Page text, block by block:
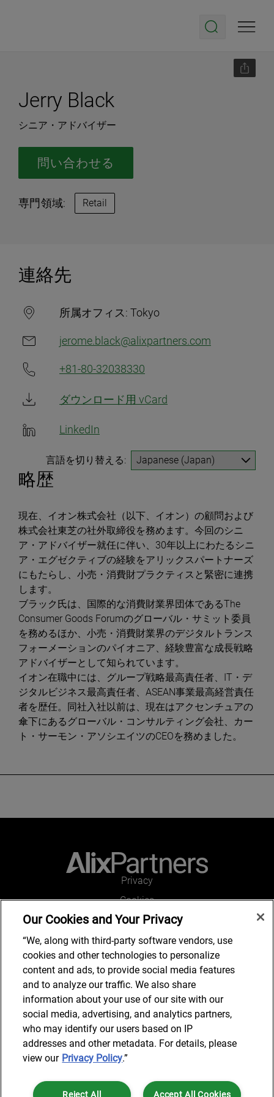
Jerry Black
シニア・アドバイザー
専門領域: Retail
問い合わせる
連絡先
所属オフィス: Tokyo
jerome.black@alixpartners.com
+81-80-32038330
ダウンロード用 vCard
LinkedIn
言語を切り替える:
略歴
現在、イオン株式会社（以下、イオン）の顧問および
株式会社東芝の社外取締役を務めます。今回のシニ
ア・アドバイザー就任に伴い、30年以上にわたるシニ
ア・エグゼクティブの経験をアリックスパートナーズ
にもたらし、小売・消費財プラクティスと緊密に連携
します。
ブラック氏は、国際的な消費財業界団体であるThe
Consumer Goods Forumのグローバル・サミット委員
を務めるほか、小売・消費財業界のデジタルトランス
フォーメーションのパイオニア、経験豊富な成長戦略
アドバイザーとして知られています。
イオン在職中には、グループ戦略最高責任者、IT・デ
ジタルビジネス最高責任者、ASEAN事業最高経営責任
者を歴任。同社入社以前は、現在はアクセンチュアの
傘下にあるグローバル・コンサルティング会社、カー
ト・サーモン・アソシエイツのCEOを務めました。
Privacy
Cookies
Legal and Regulatory
Accessibility
Connect with us
Subscribe to updates
© 2026 AlixPartners, LLP. AlixPartners is not a certified public
Our Cookies and Your Privacy
“We, along with third-party software vendors, use
cookies and other technologies to personalize
content and ads, to provide social media features
and to analyze our traffic. We also share
information about your use of our site with our
social media, advertising, and analytics partners,
who may identify our users based on IP
addresses and other metadata. For details, please
view our Privacy Policy.”
Accept All Cookies
Reject All